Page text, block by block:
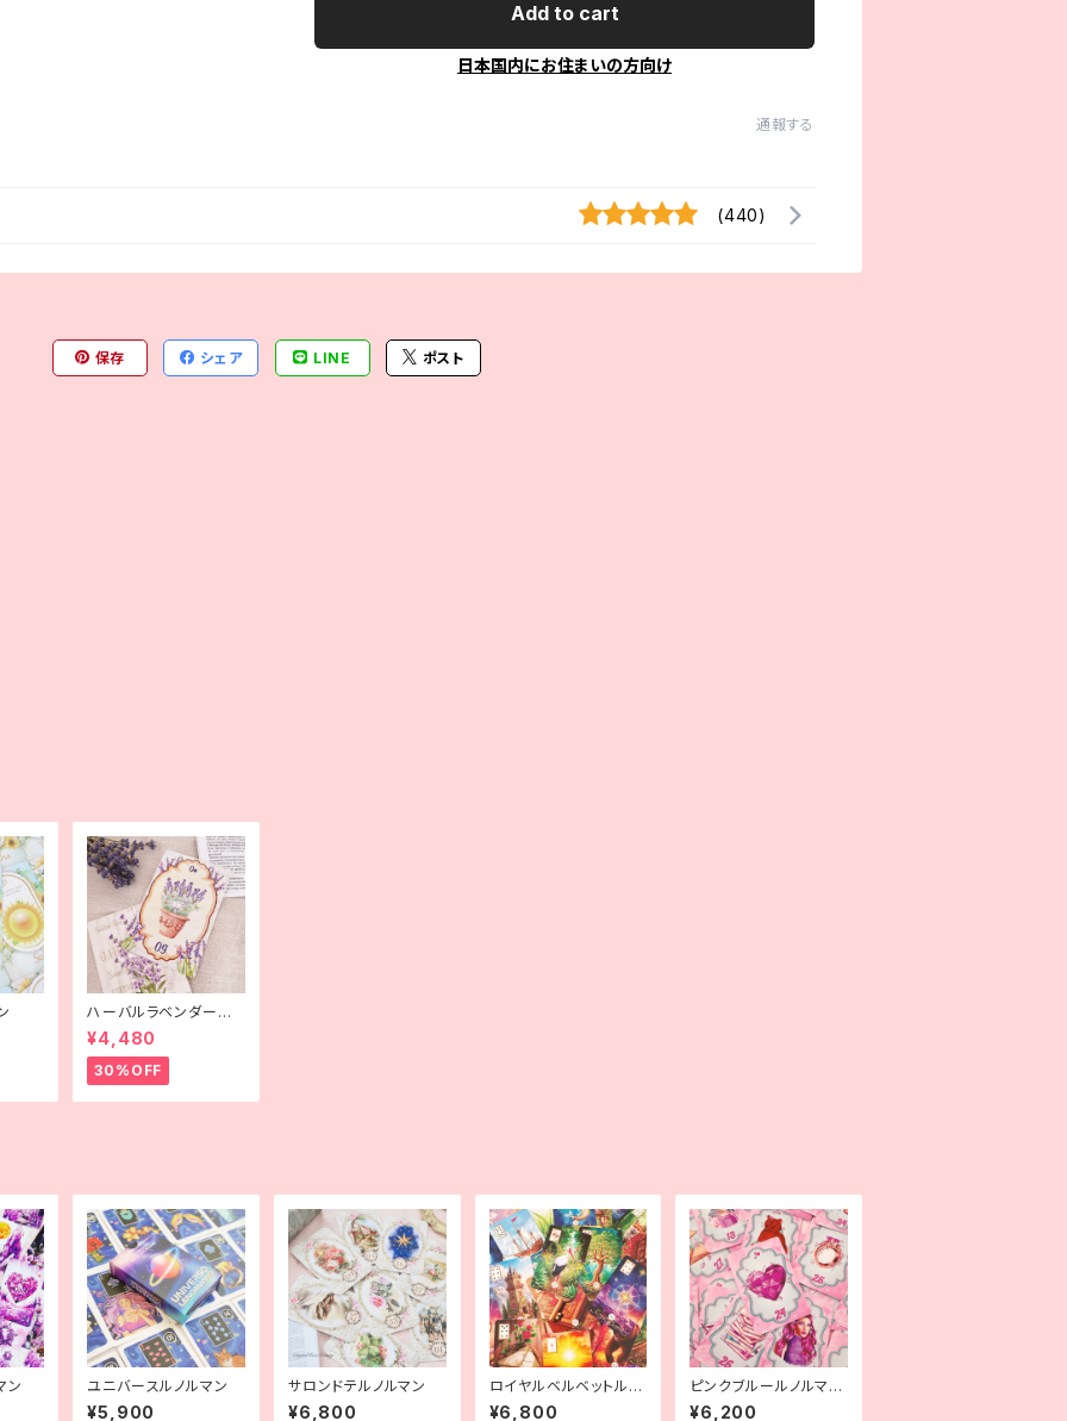
Add to cart
日本国内にお住まいの方向け
通報する
(440)
保存 シェア LINE ポスト
ハーバルラベンダールノ
ルマン
¥4,480
30%OFF
ン ユニバースルノルマン
¥5,900
サロンドテルノルマン
¥6,800
ロイヤルベルベットルノ
ルマン
¥6,800
ピンクブルールノルマン
【ミニ】
¥6,200